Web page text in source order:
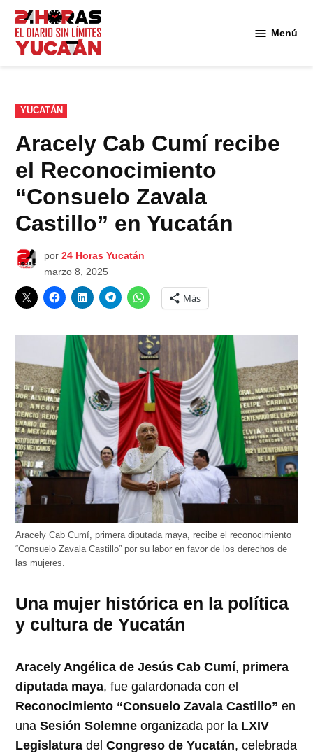
Saltar
contenido
Menú
PUBLICADO
EN
YUCATÁN
Aracely Cab Cumí recibe
el Reconocimiento
“Consuelo Zavala
Castillo” en Yucatán
por 24 Horas Yucatán
marzo 8, 2025
Más
Aracely Cab Cumí, primera diputada maya, recibe el reconocimiento
“Consuelo Zavala Castillo” por su labor en favor de los derechos de
las mujeres.
Una mujer histórica en la política
y cultura de Yucatán
Aracely Angélica de Jesús Cab Cumí, primera
diputada maya, fue galardonada con el
Reconocimiento “Consuelo Zavala Castillo” en
unaSesión Solemne organizada por la LXIV
Legislatura delCongreso de Yucatán, celebrada